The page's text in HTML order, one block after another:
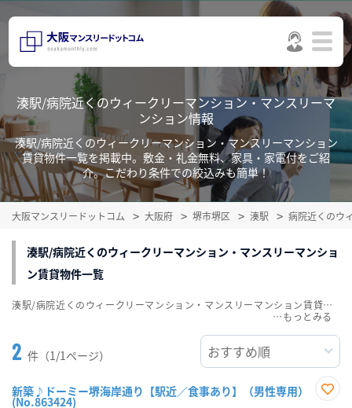
湊駅/病院近くのウィークリーマンション・マンスリーマ
ンション情報
湊駅/病院近くのウィークリーマンション・マンスリーマンション
賃貸物件一覧を掲載中。敷金・礼金無料、家具・家電付をご紹
介。こだわり条件での絞込みも簡単！
大阪マンスリードットコム 大阪府 堺市堺区 湊駅 病院近くのウ
湊駅/病院近くのウィークリーマンション・マンスリーマンショ
ン賃貸物件一覧
2 件（1/1ページ）
新築♪ドーミー堺海岸通り【駅近／食事あり】（男性専用）
(No.863424)
湊駅/病院近くのウィークリーマンション・マンスリーマンション賃貸物件一覧を掲載中。敷金・礼金無料、家具・家電付をご紹介。こだわり条件での絞込みも簡単！
…